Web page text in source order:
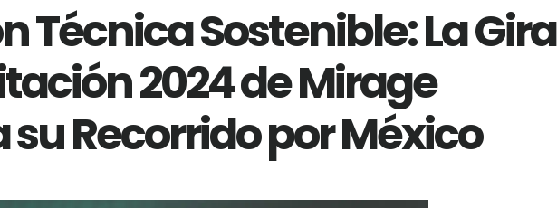
Técnica Sostenible: La Gira
2024 de Mirage
Recorrido por México